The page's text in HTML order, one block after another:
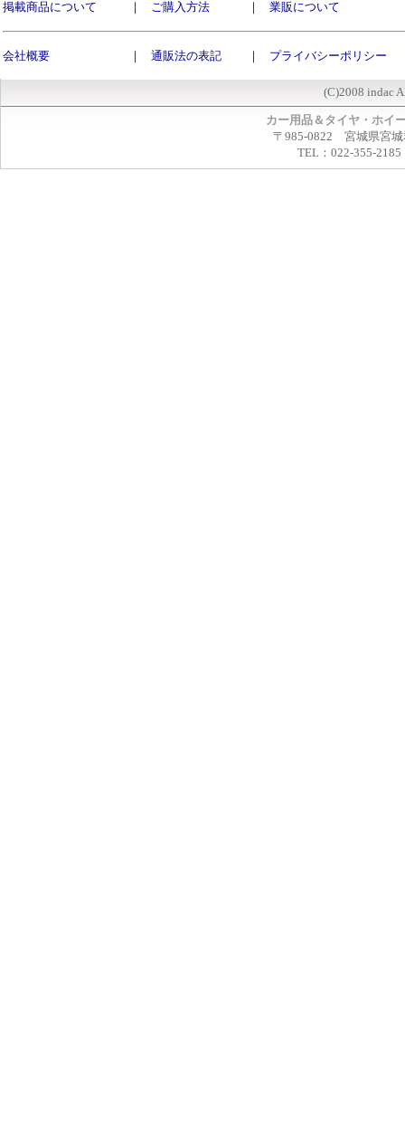
掲載商品について ｜ ご購入方法 ｜ 業販について
会社概要 ｜ 通販法の表記 ｜ プライバシーポリシー
(C)2008 indac
カー用品＆タイヤ・ホイ
〒985-0822 宮城県宮城
TEL：022-355-